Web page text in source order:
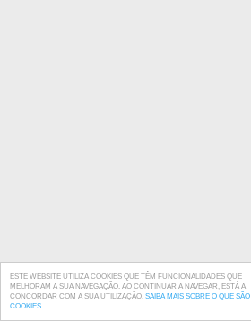
ESTE WEBSITE UTILIZA COOKIES QUE TÊM FUNCIONALIDADES QUE
MELHORAM A SUA NAVEGAÇÃO. AO CONTINUAR A NAVEGAR, ESTÁ A
CONCORDAR COM A SUA UTILIZAÇÃO. SAIBA MAIS SOBRE O QUE SÃO
COOKIES